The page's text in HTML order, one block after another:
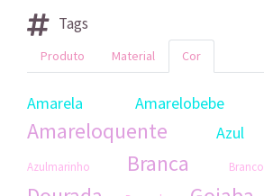
Tags
Produto Material Cor
Amarela Amarelobebe
Amareloquente Azul
Azulmarinho Branca Branco